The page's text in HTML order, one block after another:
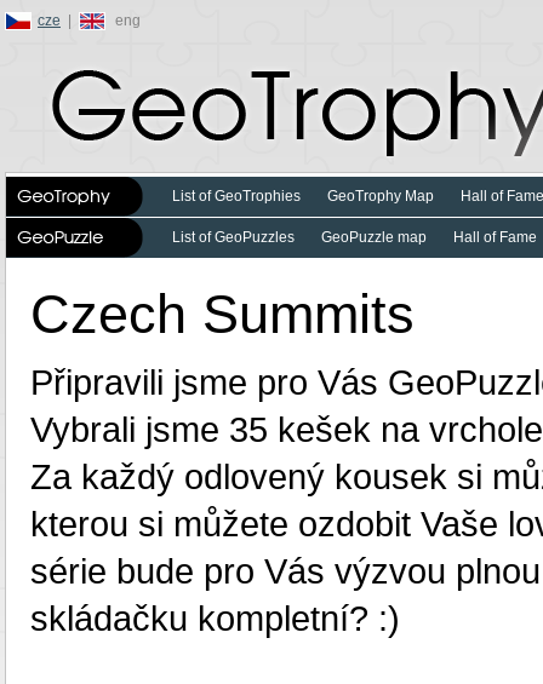
cze eng
Czech Summits
Připravili jsme pro Vás
Vybrali jsme 35 kešek na
Za každý odlovený kousek si
kterou si můžete ozdobit Vaše
série bude pro Vás výzvou
skládačku kompletní? :)
List of GeoTrophies GeoTrophy Map Hall of Fame
List of GeoPuzzles GeoPuzzle map Hall of Fame